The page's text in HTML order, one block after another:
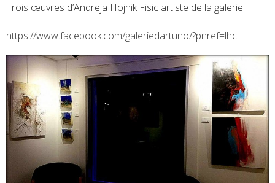
Trois œuvres d’Andreja Hojnik Fisic artiste de la galerie
https://www.facebook.com/galeriedartuno/?pnref=lhc